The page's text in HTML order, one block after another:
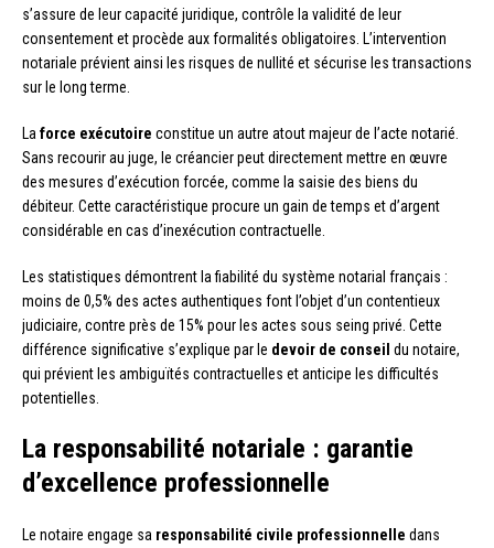
s’assure de leur capacité juridique, contrôle la validité de leur
consentement et procède aux formalités obligatoires. L’intervention
notariale prévient ainsi les risques de nullité et sécurise les transactions
sur le long terme.
La force exécutoire constitue un autre atout majeur de l’acte notarié.
Sans recourir au juge, le créancier peut directement mettre en œuvre
des mesures d’exécution forcée, comme la saisie des biens du
débiteur. Cette caractéristique procure un gain de temps et d’argent
considérable en cas d’inexécution contractuelle.
Les statistiques démontrent la fiabilité du système notarial français :
moins de 0,5% des actes authentiques font l’objet d’un contentieux
judiciaire, contre près de 15% pour les actes sous seing privé. Cette
différence significative s’explique par le devoir de conseil du notaire,
qui prévient les ambiguïtés contractuelles et anticipe les difficultés
potentielles.
La responsabilité notariale : garantie
d’excellence professionnelle
Le notaire engage sa responsabilité civile professionnelle dans